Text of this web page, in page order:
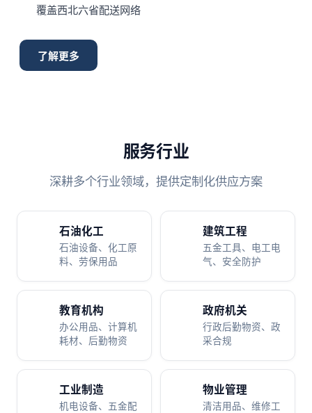
覆盖西北六省配送网络
了解更多
服务行业
深耕多个行业领域，提供定制化供应方案
石油化工
石油设备、化工原
料、劳保用品
建筑工程
五金工具、电工电
气、安全防护
教育机构
办公用品、计算机
耗材、后勤物资
政府机关
行政后勤物资、政
采合规
工业制造
机电设备、五金配
物业管理
清洁用品、维修工